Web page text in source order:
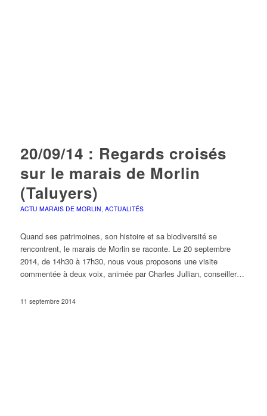
20/09/14 : Regards croisés
sur le marais de Morlin
(Taluyers)
ACTU MARAIS DE MORLIN ACTUALITÉS
Quand ses patrimoines, son histoire et sa biodiversité se
rencontrent, le marais de Morlin se raconte. Le 20 septembre
2014, de 14h30 à 17h30, nous vous proposons une visite
commentée à deux voix, animée par Charles Jullian, conseiller…
11 septembre 2014